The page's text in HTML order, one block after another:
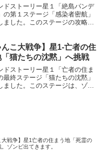
ドストーリー星１「絶島パンデ
の第１ステージ「感染者密航」
ました。このステージの攻略に
と楽です。今回のキャラクター
多数と浮いている...
んこ大戦争】星1-亡者の住
「猫たちの沈黙」へ挑戦
ドストーリー星１「亡者の住ま
最終ステージ「猫たちの沈黙」
ました。このステージは、ゾン
大戦争】星1亡者の住まう地「死霊の
ゾンビ出てきます。